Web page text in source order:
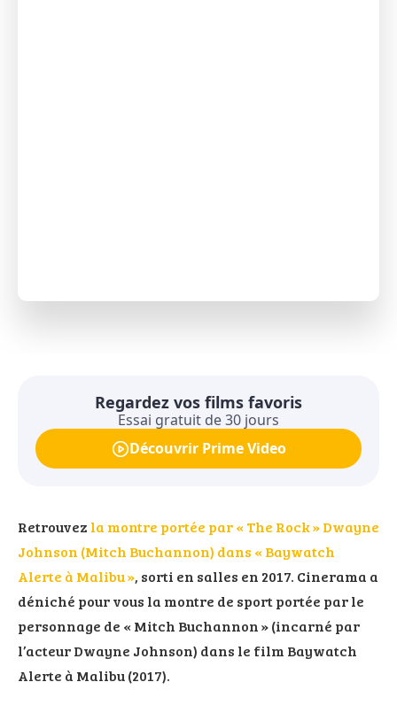
Regardez vos films favoris
Essai gratuit de 30 jours
Découvrir Prime Video
Retrouvez la montre portée par « The Rock » Dwayne
Johnson (Mitch Buchannon) dans « Baywatch
Alerte à Malibu », sorti en salles en 2017. Cinerama a
déniché pour vous la montre de sport portée par le
personnage de « Mitch Buchannon » (incarné par
l’acteur Dwayne Johnson) dans le film Baywatch
Alerte à Malibu (2017).